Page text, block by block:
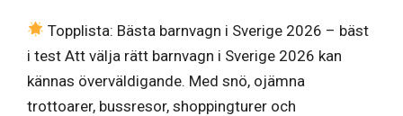
Topplista: Bästa barnvagn i Sverige 2026 – bäst
i test Att välja rätt barnvagn i Sverige 2026 kan
kännas överväldigande. Med snö, ojämna
trottoarer, bussresor, shoppingturer och